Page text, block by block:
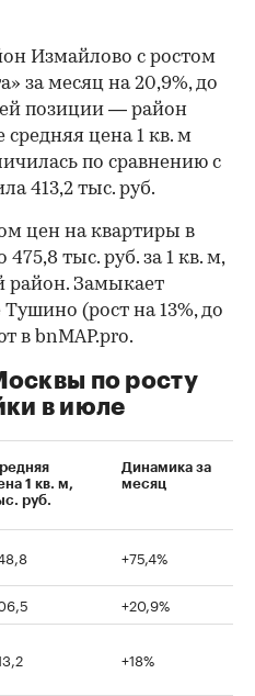
Измайлово с ростом
за месяц на 20,9%, до
позиции — район
цена 1 кв. м
по сравнению с
413,2 тыс. руб.
цен на квартиры в
475,8 тыс. руб. за 1 кв. м,
район. Замыкает
(рост на 13%, до
в bnMAP.pro.
по росту
в июле
1 кв. м,
руб.
Динамика за
месяц
+75,4%
+20,9%
+18%